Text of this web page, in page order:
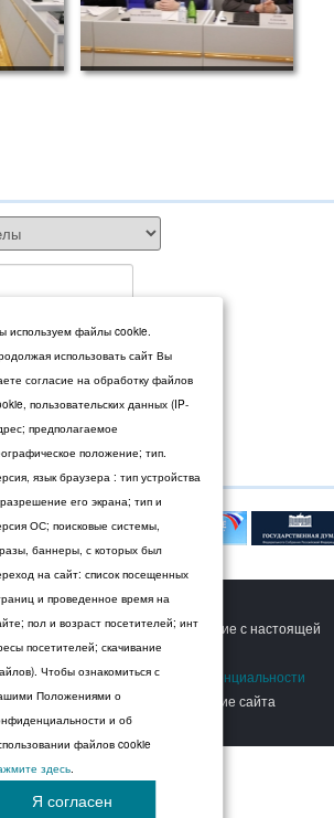
Дума Ставропольского края.
Пользователем означает согласие с настоящей
конфиденциальности
с условиямиПолитики конфиденциальности
должен прекратить использование сайта
используем файлы cookie.
использовать сайт Вы
согласие на обработку файлов
пользовательских данных (IP-
предполагаемое
положение; тип.
язык браузера : тип устройства
его экрана; тип и
ОС; поисковые системы,
баннеры, с которых был
на сайт: список посещенных
и проведенное время на
пол и возраст посетителей; инт
посетителей; скачивание
Чтобы ознакомиться с
Положениями о
и об
файлов cookie
здесь.
Я согласен